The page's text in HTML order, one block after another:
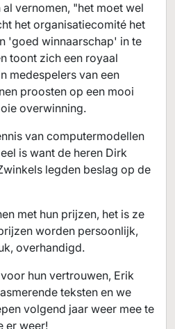
vernomen, "het moet wel
het organisatiecomité het
'goed winnaarschap' in te
toont zich een royaal
medespelers van een
proosten op een mooi
overwinning.
van computermodellen
is want de heren Dirk
legden beslag op de
met hun prijzen, het is ze
worden persoonlijk,
overhandigd.
hun vertrouwen, Erik
teksten en we
volgend jaar weer mee te
er weer!